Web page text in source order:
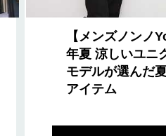
【メンズノンノ
年夏 涼しいユニ
モデルが選んだ
アイテム